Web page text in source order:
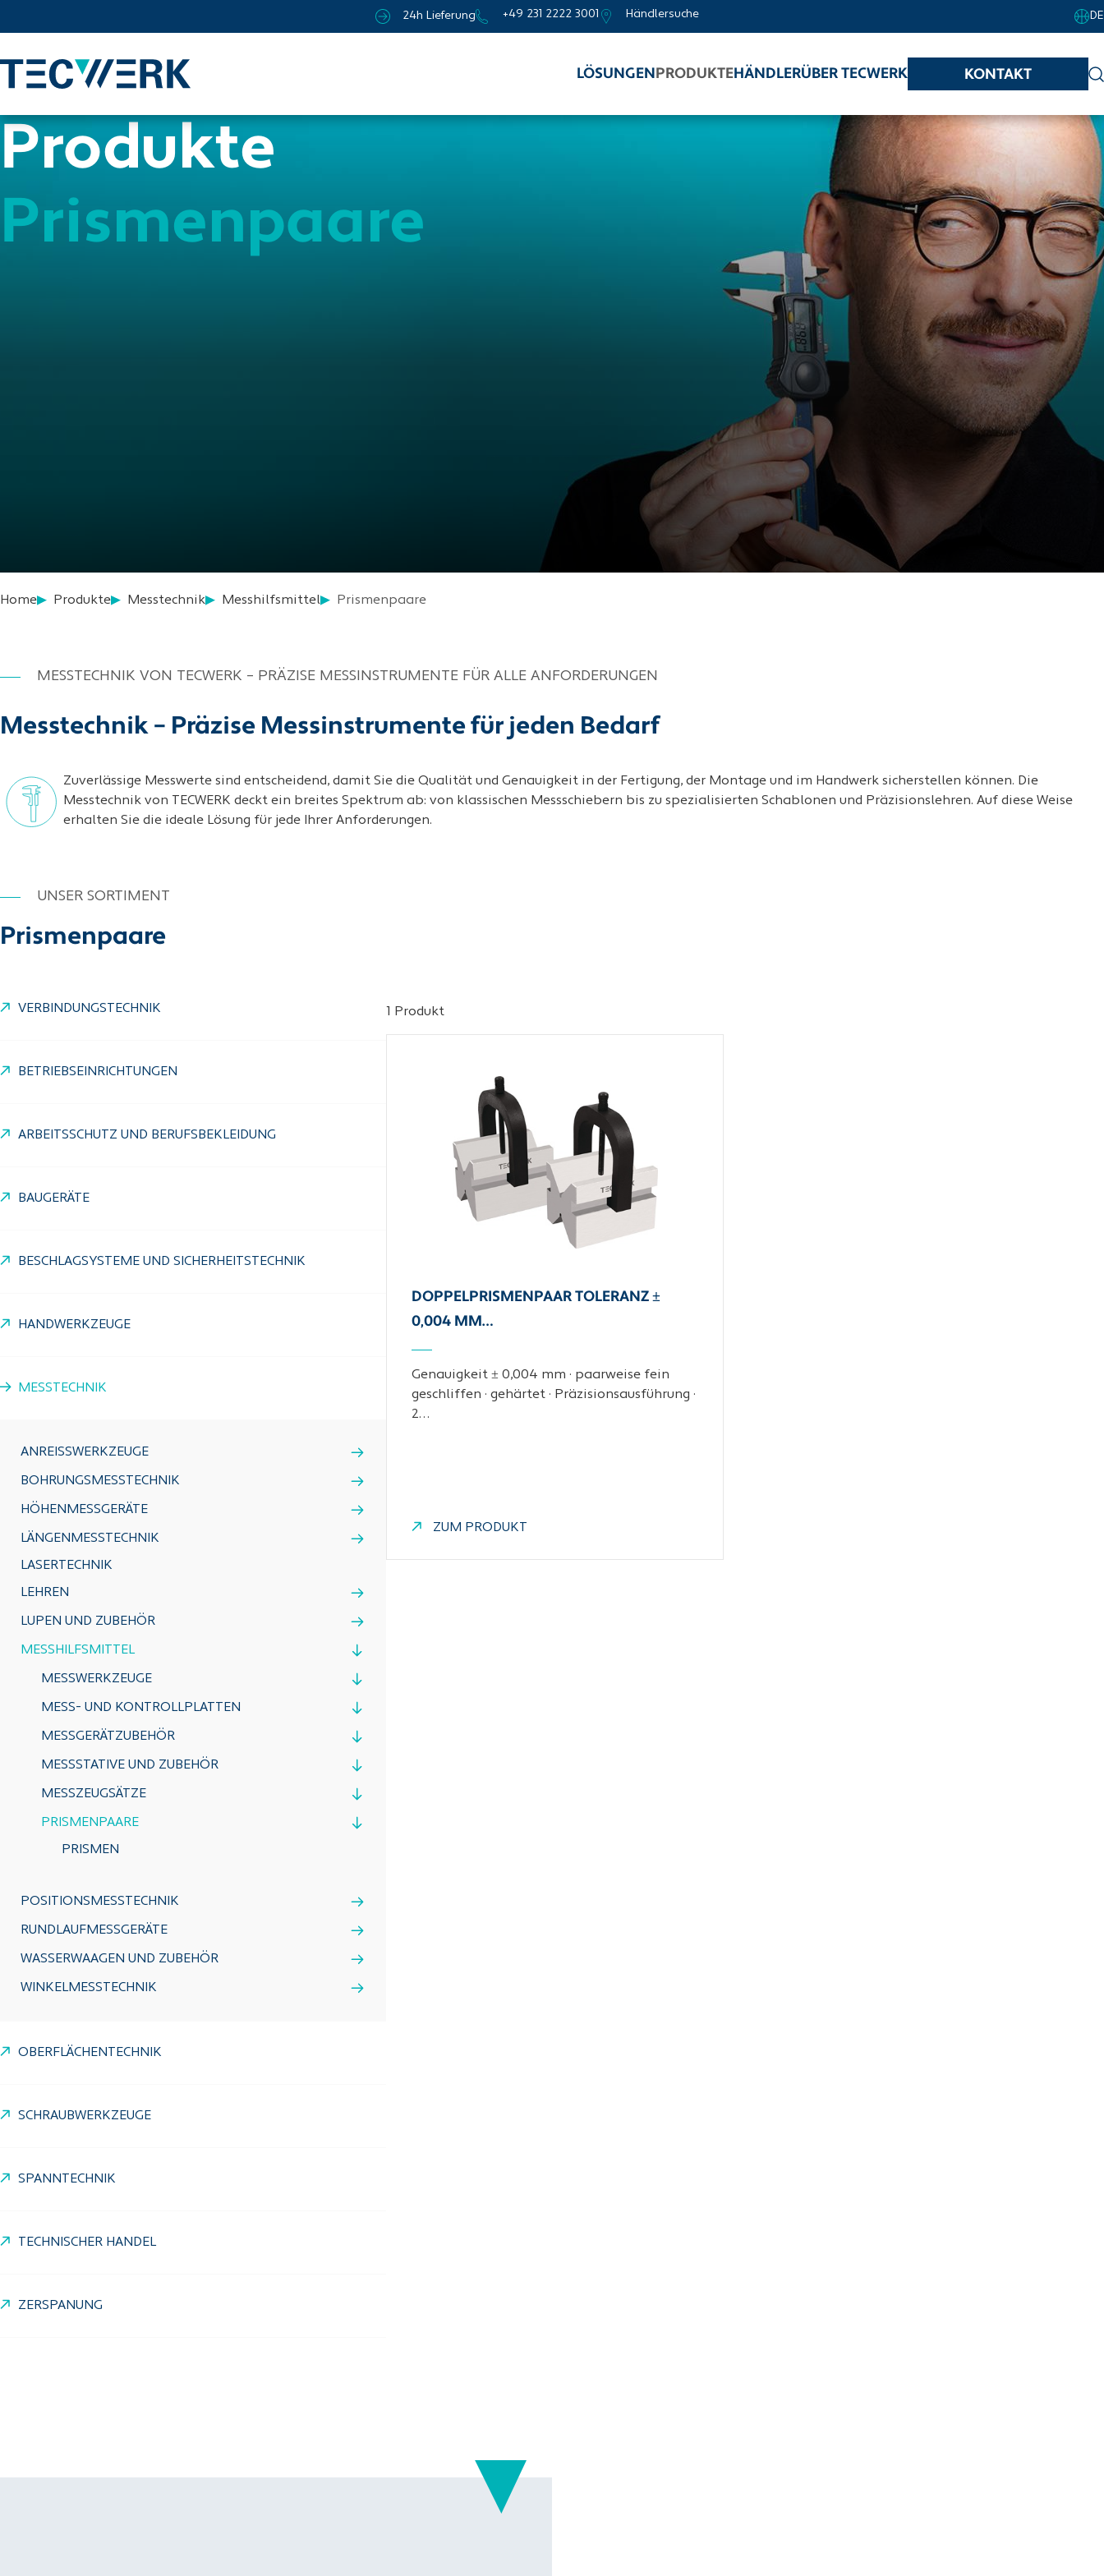
24h Lieferung +49 231 2222 3001 Händlersuche DE
LÖSUNGEN PRODUKTEHÄNDLERÜBER TECWERK KONTAKT
Produkte
Prismenpaare
Home Produkte Messtechnik Messhilfsmittel Prismenpaare
Messtechnik – Präzise Messinstrumente für jeden Bedarf
MESSTECHNIK VON TECWERK – PRÄZISE MESSINSTRUMENTE FÜR ALLE ANFORDERUNGEN
Zuverlässige Messwerte sind entscheidend, damit Sie die Qualität und Genauigkeit in der Fertigung, der Montage und im Handwerk sicherstellen können. Die
Messtechnik von TECWERK deckt ein breites Spektrum ab: von klassischen Messschiebern bis zu spezialisierten Schablonen und Präzisionslehren. Auf diese Weise
erhalten Sie die ideale Lösung für jede Ihrer Anforderungen.
UNSER SORTIMENT
Prismenpaare
VERBINDUNGSTECHNIK
BETRIEBSEINRICHTUNGEN
ARBEITSSCHUTZ UND BERUFSBEKLEIDUNG
BAUGERÄTE
BESCHLAGSYSTEME UND SICHERHEITSTECHNIK
HANDWERKZEUGE
MESSTECHNIK
ANREISSWERKZEUGE
BOHRUNGSMESSTECHNIK
HÖHENMESSGERÄTE
LÄNGENMESSTECHNIK
LASERTECHNIK
LEHREN
LUPEN UND ZUBEHÖR
MESSHILFSMITTEL
MESSWERKZEUGE
MESS- UND KONTROLLPLATTEN
MESSGERÄTZUBEHÖR
MESSSTATIVE UND ZUBEHÖR
MESSZEUGSÄTZE
PRISMENPAARE
PRISMEN
POSITIONSMESSTECHNIK
RUNDLAUFMESSGERÄTE
WASSERWAAGEN UND ZUBEHÖR
WINKELMESSTECHNIK
OBERFLÄCHENTECHNIK
SCHRAUBWERKZEUGE
SPANNTECHNIK
TECHNISCHER HANDEL
ZERSPANUNG
1 Produkt
DOPPELPRISMENPAAR TOLERANZ ±
0,004 MM…
Genauigkeit ± 0,004 mm · paarweise fein
geschliffen · gehärtet · Präzisionsausführung ·
2…
ZUM PRODUKT